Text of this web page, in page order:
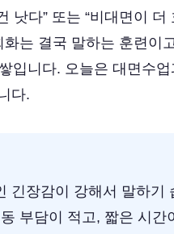
낫다” 또는 “비대면이 더
는 결국 말하는 훈련이
입니다. 오늘은 대면수
다.
긴장감이 강해서 말하기
부담이 적고, 짧은 시간